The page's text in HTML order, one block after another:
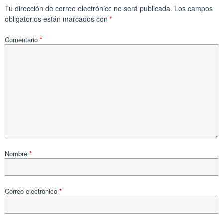
Tu dirección de correo electrónico no será publicada. Los campos
obligatorios están marcados con *
Comentario *
Nombre *
Correo electrónico *